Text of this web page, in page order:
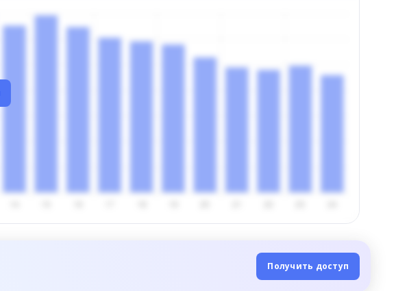
Получить доступ